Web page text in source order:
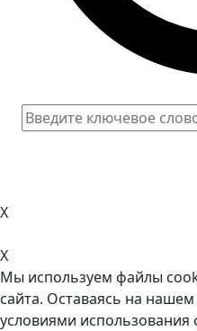
X
X
Мы используем файлы
сайта. Оставаясь на
условиями использования